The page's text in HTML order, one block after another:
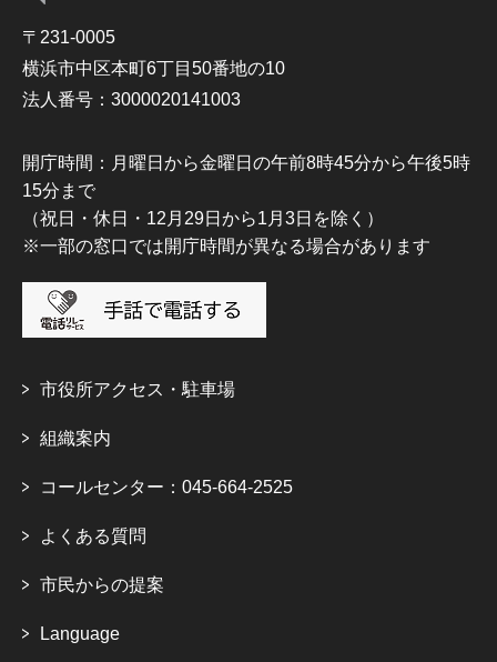
〒231-0005
横浜市中区本町6丁目50番地の10
法人番号：3000020141003
開庁時間：月曜日から金曜日の午前8時45分から午後5時
15分まで
（祝日・休日・12月29日から1月3日を除く）
※一部の窓口では開庁時間が異なる場合があります
市役所アクセス・駐車場
組織案内
コールセンター：045-664-2525
よくある質問
市民からの提案
Language